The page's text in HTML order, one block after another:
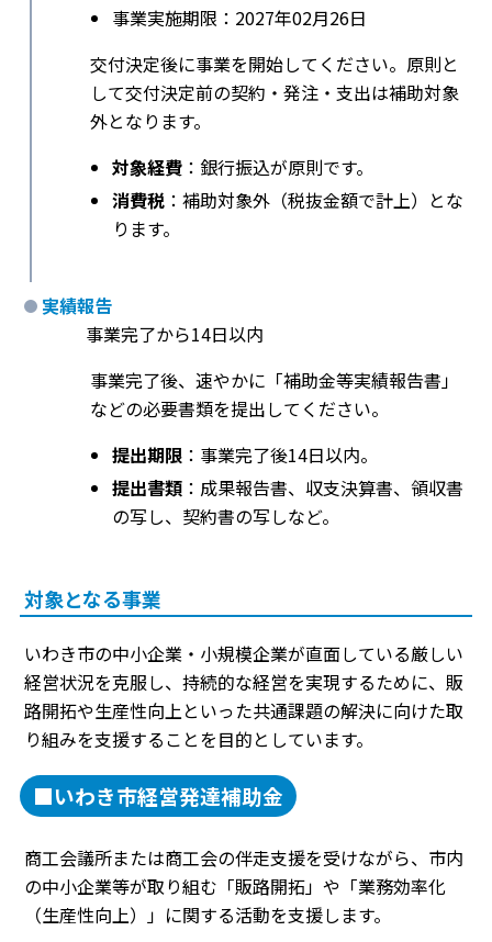
事業実施期限：2027年02月26日
交付決定後に事業を開始してください。原則と
して交付決定前の契約・発注・支出は補助対象
外となります。
対象経費 ：銀行振込が原則です。
消費税 ：補助対象外（税抜金額で計上）とな
ります。
実績報告
事業完了から14日以内
事業完了後、速やかに「補助金等実績報告書」
などの必要書類を提出してください。
提出期限 ：事業完了後14日以内。
提出書類 ：成果報告書、収支決算書、領収書
の写し、契約書の写しなど。
対象となる事業
いわき市の中小企業・小規模企業が直面している厳しい
経営状況を克服し、持続的な経営を実現するために、販
路開拓や生産性向上といった共通課題の解決に向けた取
り組みを支援することを目的としています。
■いわき市経営発達補助金
商工会議所または商工会の伴走支援を受けながら、市内
の中小企業等が取り組む「販路開拓」や「業務効率化
（生産性向上）」に関する活動を支援します。